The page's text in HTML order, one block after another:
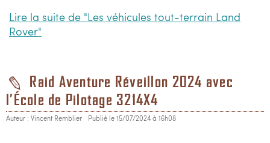
Lire la suite de "Les véhicules tout-terrain Land
Rover"
Raid Aventure Réveillon 2024 avec
l’École de Pilotage 3214X4
Auteur : Vincent Remblier Publié le 15/07/2024 à 16h08